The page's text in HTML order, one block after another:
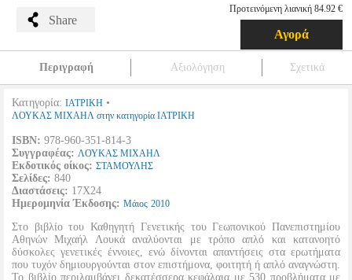
Share
Προτεινόμενη λιανική 84.92 €
Αγορά
Περιγραφή Αξιολόγηση Σχετικά
Κατηγορία: ΙΑΤΡΙΚΗ •
ΛΟΥΚΑΣ ΜΙΧΑΗΛ στην κατηγορία ΙΑΤΡΙΚΗ
ISBN: 978-960-351-814-3
Συγγραφέας: ΛΟΥΚΑΣ ΜΙΧΑΗΛ
Εκδοτικός οίκος: ΣΤΑΜΟΥΛΗΣ
Σελίδες: 840
Διαστάσεις: 17Χ24
Ημερομηνία Έκδοσης: Μάιος 2010
Στο βιβλίο του Καθηγητή Γενετικής του Γεωπονικού Πανεπιστημίου
Αθηνών Μιχαήλ Λουκά αναλύονται με τρόπο απλό και κατανοητό
δύσκολες γενετικές έννοιες, ενώ δίνονται απαντήσεις στα ερωτήματα
που τυχόν δημιουργούνται στον επιστήμονα, φοιτητή ή απλό αναγνώστη.
Το βιβλίο περιλαμβάνει δεκατέσσερα κεφάλαια με 530 προβλήματα με